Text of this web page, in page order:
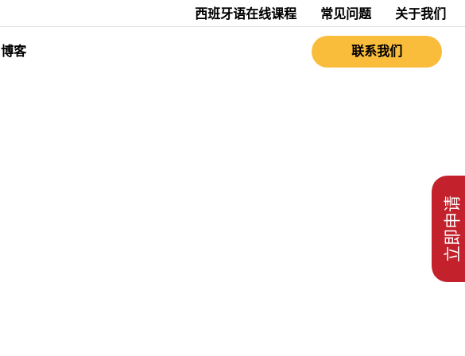
西班牙语在线课程 常见问题 关于我们
博客 联系我们
立即申请